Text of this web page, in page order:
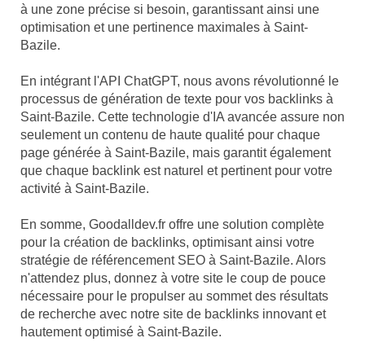
à une zone précise si besoin, garantissant ainsi une
optimisation et une pertinence maximales à Saint-
Bazile.
En intégrant l'API ChatGPT, nous avons révolutionné le
processus de génération de texte pour vos backlinks à
Saint-Bazile. Cette technologie d'IA avancée assure non
seulement un contenu de haute qualité pour chaque
page générée à Saint-Bazile, mais garantit également
que chaque backlink est naturel et pertinent pour votre
activité à Saint-Bazile.
En somme, Goodalldev.fr offre une solution complète
pour la création de backlinks, optimisant ainsi votre
stratégie de référencement SEO à Saint-Bazile. Alors
n'attendez plus, donnez à votre site le coup de pouce
nécessaire pour le propulser au sommet des résultats
de recherche avec notre site de backlinks innovant et
hautement optimisé à Saint-Bazile.